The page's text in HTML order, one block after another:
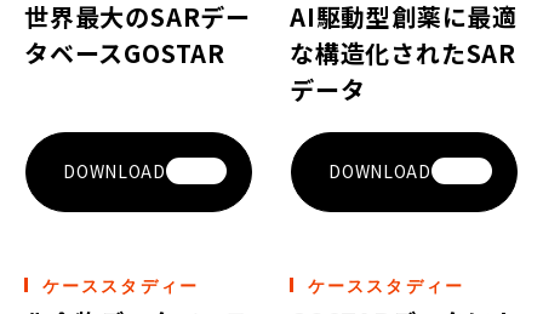
世界最大のSARデー
タベースGOSTAR
DOWNLOAD
AI駆動型創薬に最適
な構造化されたSAR
データ
DOWNLOAD
ケーススタディー ケーススタディー